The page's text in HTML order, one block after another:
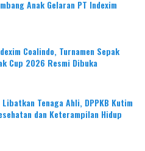
Anak Gelaran PT Indexim
Coalindo, Turnamen Sepak
Cup 2026 Resmi Dibuka
Tenaga Ahli, DPPKB Kutim
dan Keterampilan Hidup